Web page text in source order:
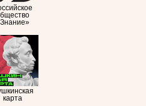
карта